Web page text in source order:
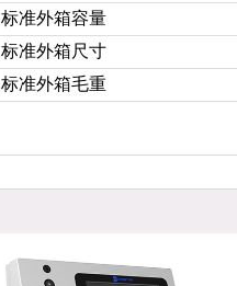
标准外箱容量
标准外箱尺寸
标准外箱毛重